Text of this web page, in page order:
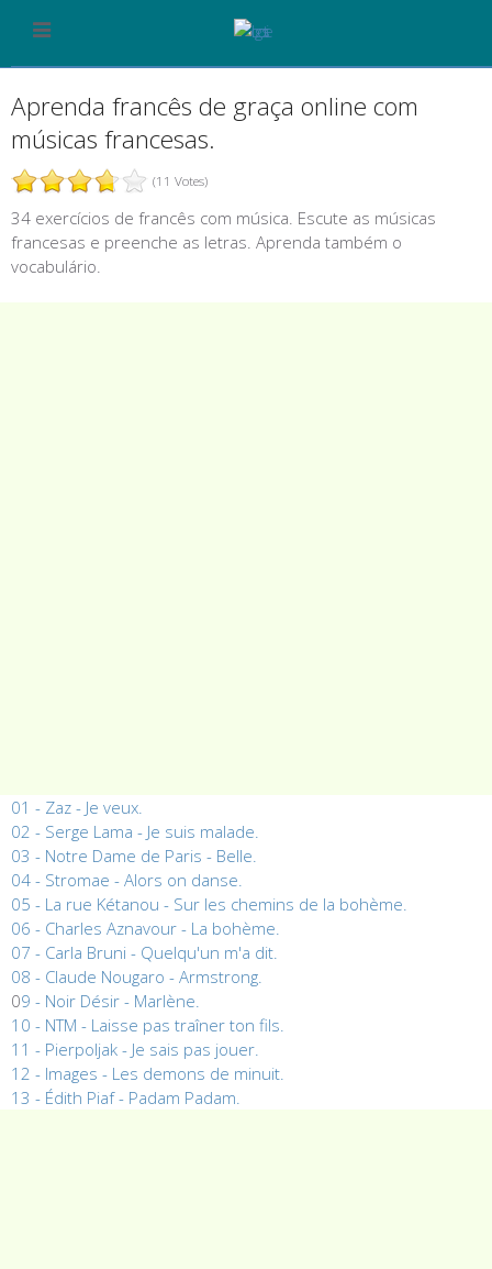
Aprenda francês de graça online com
músicas francesas.
(11 Votes)
34 exercícios de francês com música. Escute as músicas
francesas e preenche as letras. Aprenda também o
vocabulário.
01 - Zaz - Je veux.
02 - Serge Lama - Je suis malade.
03 - Notre Dame de Paris - Belle.
04 - Stromae - Alors on danse.
05 - La rue Kétanou - Sur les chemins de la bohème.
06 - Charles Aznavour - La bohème.
07 - Carla Bruni - Quelqu'un m'a dit.
08 - Claude Nougaro - Armstrong.
09 - Noir Désir - Marlène.
10 - NTM - Laisse pas traîner ton fils.
11 - Pierpoljak - Je sais pas jouer.
12 - Images - Les demons de minuit.
13 - Édith Piaf - Padam Padam.